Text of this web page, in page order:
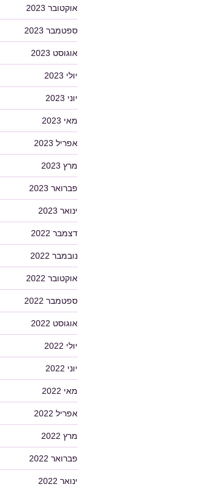
אוקטובר 2023
ספטמבר 2023
אוגוסט 2023
יולי 2023
יוני 2023
מאי 2023
אפריל 2023
מרץ 2023
פברואר 2023
ינואר 2023
דצמבר 2022
נובמבר 2022
אוקטובר 2022
ספטמבר 2022
אוגוסט 2022
יולי 2022
יוני 2022
מאי 2022
אפריל 2022
מרץ 2022
פברואר 2022
ינואר 2022